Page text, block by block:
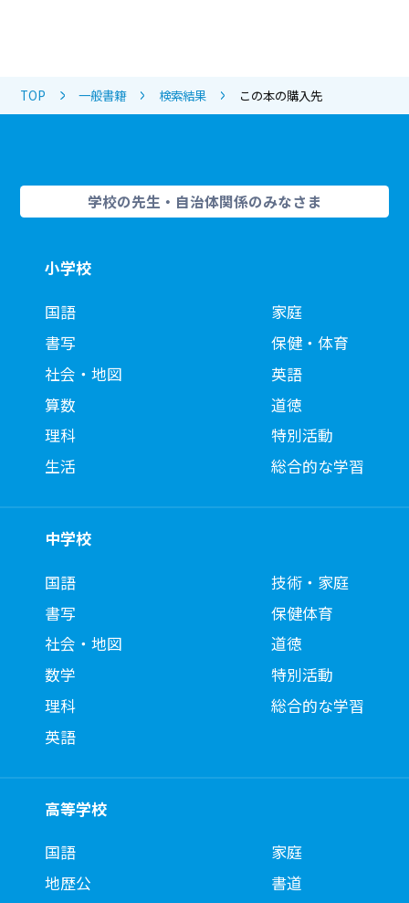
TOP 一般書籍 検索結果 この本の購入先
学校の先生・自治体関係のみなさま
小学校
国語
書写
社会・地図
算数
理科
生活
家庭
保健・体育
英語
道徳
特別活動
総合的な学習
中学校
国語
書写
社会・地図
数学
理科
英語
技術・家庭
保健体育
道徳
特別活動
総合的な学習
高等学校
国語
地歴公
家庭
書道